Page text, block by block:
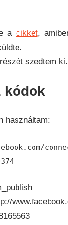
a cikket,
szedtem ki.
kódok
használtam: